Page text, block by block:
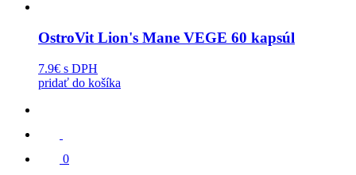
OstroVit Lion's Mane VEGE 60 kapsúl
7.9€ s DPH
pridať do košíka
0